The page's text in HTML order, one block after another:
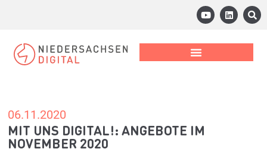
06.11.2020
MIT UNS DIGITAL!: ANGEBOTE IM
NOVEMBER 2020